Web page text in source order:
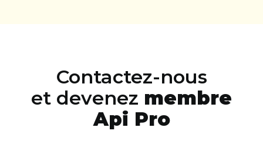
Contactez-nous
et devenez membre
Api Pro